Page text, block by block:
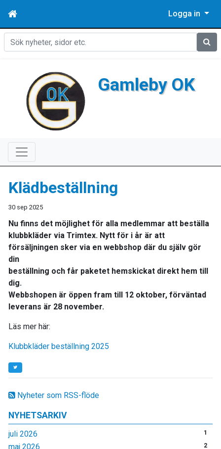
Logga in
Sök
Gamleby OK
Nyheter som RSS-flöde
NYHETSARKIV
juli 2026 1
maj 2026 2
Klädbeställning
30 sep 2025
Nu finns det möjlighet för alla medlemmar att beställa
klubbkläder via Trimtex. Nytt för i år är att
försäljningen sker via en webbshop där du själv gör
din
beställning och får paketet hemskickat direkt hem till
dig.
Webbshopen är öppen fram till 12 oktober, förväntad
leverans är 28 november.
Läs mer här:
Klubbkläder beställning 2025